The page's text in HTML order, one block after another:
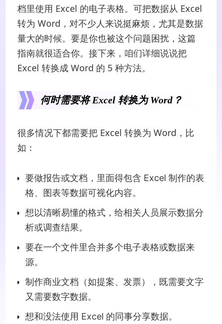
档里使用 Excel 的电子表格。可把数据从 Excel
转为 Word，对不少人来说挺麻烦，尤其是数据
量大的时候。要是你也被这个问题困扰，这篇
指南就很适合你。接下来，咱们详细说说把
Excel 转换成 Word 的 5 种方法。
何时需要将 Excel 转换为 Word？
很多情况下都需要把 Excel 转换为 Word，比
如：
要做报告或文档，里面得包含 Excel 制作的表
格、图表等数据可视化内容。
想以清晰易懂的格式，给相关人员展示数据分
析或调查结果。
要在一个文件里合并多个电子表格或数据来
源。
制作商业文档（如提案、发票），既需要文字
又需要数字数据。
想和没法使用 Excel 的同事分享数据。